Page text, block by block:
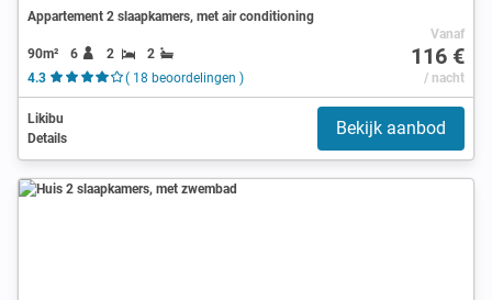
Appartement 2 slaapkamers, met air conditioning
90m² 6 2
2
4.3
( 18 beoordelingen )
Vanaf
116 €
/ nacht
Likibu
Details
Bekijk aanbod